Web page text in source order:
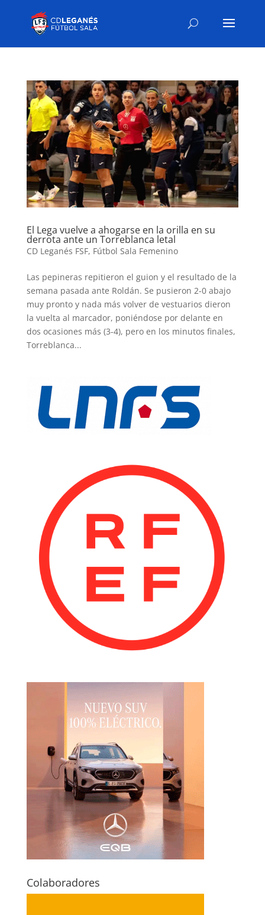
El Lega vuelve a ahogarse en la orilla en su
derrota ante un Torreblanca letal
CD Leganés FSF, Fútbol Sala Femenino
Las pepineras repitieron el guion y el resultado de la
semana pasada ante Roldán. Se pusieron 2-0 abajo
muy pronto y nada más volver de vestuarios dieron
la vuelta al marcador, poniéndose por delante en
dos ocasiones más (3-4), pero en los minutos finales,
Torreblanca...
Colaboradores